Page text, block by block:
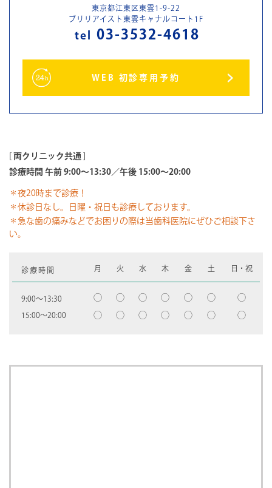
東京都江東区東雲1-9-22
ブリリアイスト東雲キャナルコート1F
tel 03-3532-4618
WEB 初診専用予約
両クリニック共通
診療時間 午前 9:00～13:30／午後 15:00～20:00
＊夜20時まで診療！
＊休診日なし。日曜・祝日も診療しております。
＊急な歯の痛みなどでお困りの際は当歯科医院にぜひご相談下さ
い。
診療時間 月 火 水 木 金 土 日・祝
9:00〜13:30 ◯ ◯ ◯ ◯ ◯ ◯ ◯
15:00〜20:00 ◯ ◯ ◯ ◯ ◯ ◯ ◯